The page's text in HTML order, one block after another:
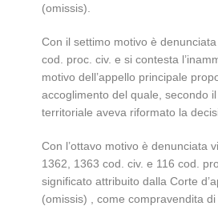
(omissis).
Con il settimo motivo è
cod. proc. civ. e si contesta
motivo dell’appello principale
accoglimento del quale, secondo
territoriale aveva riformato la
Con l’ottavo motivo è denunciata
1362, 1363 cod. civ. e 116 cod.
significato attribuito dalla Corte
(omissis) , come compravendita